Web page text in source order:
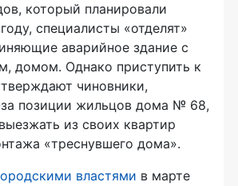
который планировали
специалисты «отделят»
аварийное здание с
домом. Однако приступить к
чиновники,
за позиции жильцов дома № 68,
из своих квартир
«треснувшего дома».
властями в марте